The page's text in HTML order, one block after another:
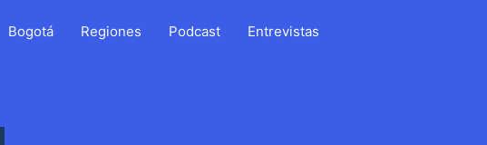
Bogotá Regiones Podcast Entrevistas